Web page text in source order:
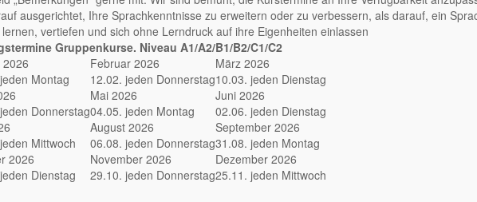
ausgerichtet, Ihre Sprachkenntnisse zu erweitern oder zu verbessern, als darauf, ein
vertiefen und sich ohne Lerndruck auf ihre Eigenheiten einlassen
Gruppenkurse. Niveau A1/A2/B1/B2/C1/C2
Februar 2026
März 2026
Montag
12.02. jeden Donnerstag10.03. jeden Dienstag
Mai 2026
Juni 2026
Donnerstag04.05. jeden Montag
02.06. jeden Dienstag
August 2026
September 2026
Mittwoch
06.08. jeden Donnerstag31.08. jeden Montag
2026
November 2026
Dezember 2026
Dienstag
29.10. jeden Donnerstag25.11. jeden Mittwoch